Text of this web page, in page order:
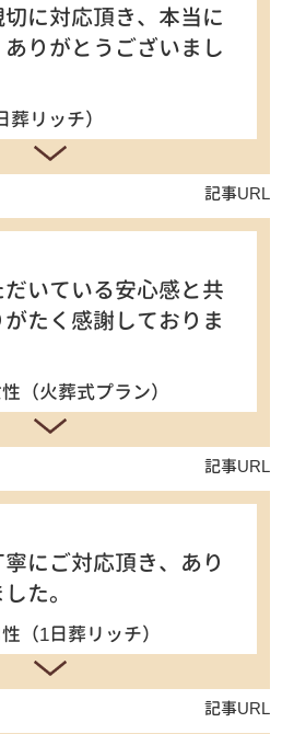
に対応頂き、本当に
りがとうございまし
リッチ）
記事URL
いている安心感と共
たく感謝しておりま
（火葬式プラン）
記事URL
にご対応頂き、あり
た。
（1日葬リッチ）
記事URL